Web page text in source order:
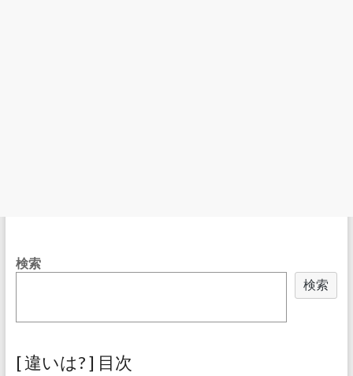
検索
検索
[ 違いは? ] 目次